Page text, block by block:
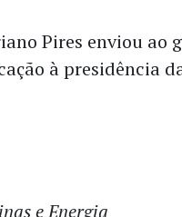
Pires enviou ao
à presidência
e Energia